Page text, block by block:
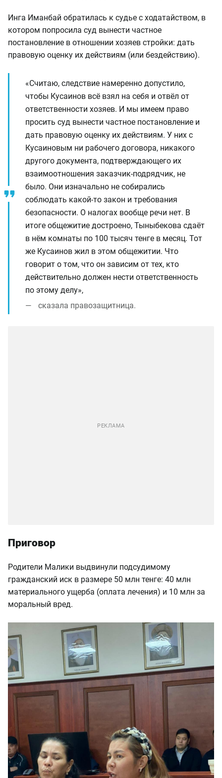
Инга Иманбай обратилась к судье с ходатайством, в
котором попросила суд вынести частное
постановление в отношении хозяев стройки: дать
правовую оценку их действиям (или бездействию).
«Считаю, следствие намеренно допустило,
чтобы Кусаинов всё взял на себя и отвёл от
ответственности хозяев. И мы имеем право
просить суд вынести частное постановление и
дать правовую оценку их действиям. У них с
Кусаиновым ни рабочего договора, никакого
другого документа, подтверждающего их
взаимоотношения заказчик-подрядчик, не
было. Они изначально не собирались
соблюдать какой-то закон и требования
безопасности. О налогах вообще речи нет. В
итоге общежитие достроено, Тыныбекова сдаёт
в нём комнаты по 100 тысяч тенге в месяц. Тот
же Кусаинов жил в этом общежитии. Что
говорит о том, что он зависим от тех, кто
действительно должен нести ответственность
по этому делу»,
сказала правозащитница.
Приговор
Родители Малики выдвинули подсудимому
гражданский иск в размере 50 млн тенге: 40 млн
материального ущерба (оплата лечения) и 10 млн за
моральный вред.